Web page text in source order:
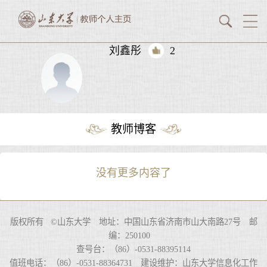
刘鑫彤 2
教师博客
没有更多内容了
版权所有 ©山东大学 地址：中国山东省济南市山大南路27号 邮
编：250100
查号台：（86）-0531-88395114
值班电话：（86）-0531-88364731 建设维护：山东大学信息化工作